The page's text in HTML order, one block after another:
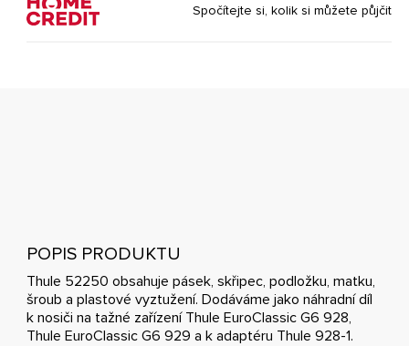
Spočítejte si, kolik si můžete půjčit
POPIS PRODUKTU
Thule 52250 obsahuje pásek, skřipec, podložku, matku,
šroub a plastové vyztužení. Dodáváme jako náhradní díl
k nosiči na tažné zařízení Thule EuroClassic G6 928,
Thule EuroClassic G6 929 a k adaptéru Thule 928-1.